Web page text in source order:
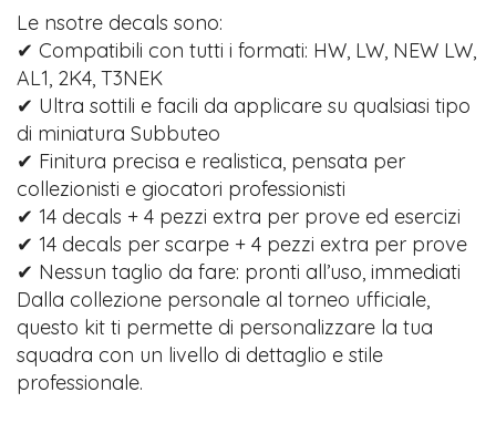
Le nsotre decals sono:
✔ Compatibili con tutti i formati: HW, LW, NEW LW,
AL1, 2K4, T3NEK
✔ Ultra sottili e facili da applicare su qualsiasi tipo
di miniatura Subbuteo
✔ Finitura precisa e realistica, pensata per
collezionisti e giocatori professionisti
✔ 14 decals + 4 pezzi extra per prove ed esercizi
✔ 14 decals per scarpe + 4 pezzi extra per prove
✔ Nessun taglio da fare: pronti all’uso, immediati
Dalla collezione personale al torneo ufficiale,
questo kit ti permette di personalizzare la tua
squadra con un livello di dettaglio e stile
professionale.